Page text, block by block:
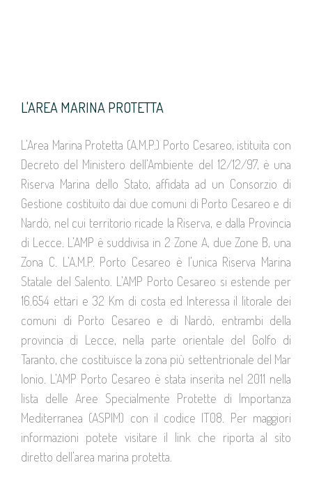
L'AREA MARINA PROTETTA
L’Area Marina Protetta (A.M.P.) Porto Cesareo, istituita con
Decreto del Ministero dell’Ambiente del 12/12/97, è una
Riserva Marina dello Stato, affidata ad un Consorzio di
Gestione costituito dai due comuni di Porto Cesareo e di
Nardò, nel cui territorio ricade la Riserva, e dalla Provincia
di Lecce. L’AMP è suddivisa in 2 Zone A, due Zone B, una
Zona C. L’A.M.P. Porto Cesareo è l’unica Riserva Marina
Statale del Salento. L’AMP Porto Cesareo si estende per
16.654 ettari e 32 Km di costa ed Interessa il litorale dei
comuni di Porto Cesareo e di Nardò, entrambi della
provincia di Lecce, nella parte orientale del Golfo di
Taranto, che costituisce la zona più settentrionale del Mar
Ionio. L’AMP Porto Cesareo è stata inserita nel 2011 nella
lista delle Aree Specialmente Protette di Importanza
Mediterranea (ASPIM) con il codice IT08. Per maggiori
informazioni potete visitare il link che riporta al sito
diretto dell’area marina protetta.